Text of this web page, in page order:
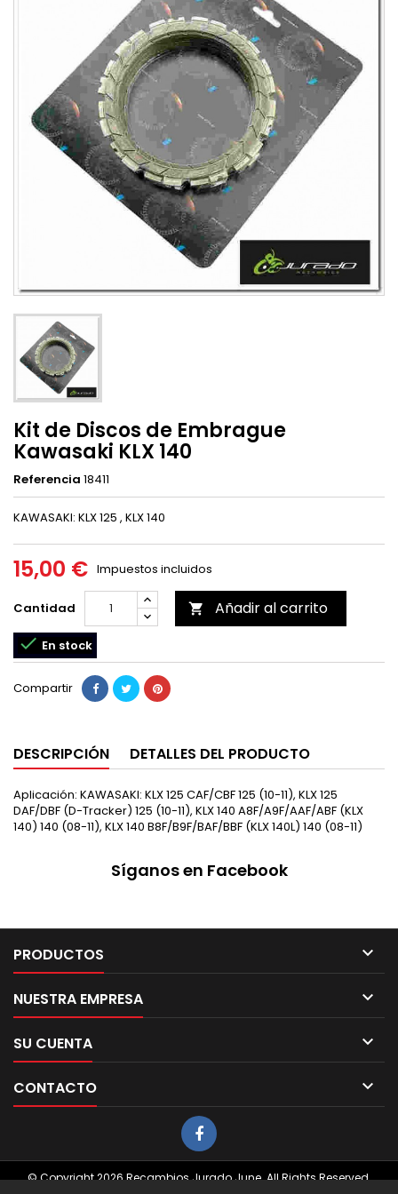
Kit de Discos de Embrague
Kawasaki KLX 140
Referencia 18411
KAWASAKI: KLX 125 , KLX 140
15,00 € Impuestos incluidos
Cantidad  Añadir al carrito
 En stock
Compartir
DESCRIPCIÓN DETALLES DEL PRODUCTO
Aplicación: KAWASAKI: KLX 125 CAF/CBF 125 (10-11), KLX 125
DAF/DBF (D-Tracker) 125 (10-11), KLX 140 A8F/A9F/AAF/ABF (KLX
140) 140 (08-11), KLX 140 B8F/B9F/BAF/BBF (KLX 140L) 140 (08-11)
Síganos en Facebook
PRODUCTOS 
NUESTRA EMPRESA 
SU CUENTA 
CONTACTO 
© Copyright 2026 Recambios Jurado June. All Rights Reserved.